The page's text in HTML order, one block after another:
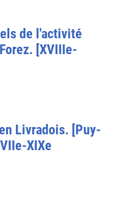
de l'activité
[XVIIIe-
Livradois. [Puy-
XIXe